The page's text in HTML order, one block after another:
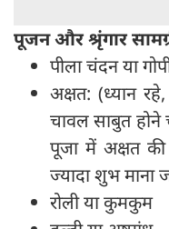
पूजन और श्रृंगार
पीला चंदन या
अक्षत: (ध्यान
चावल साबुत होने
पूजा में अक्षत
ज्यादा शुभ माना
रोली या कुमकुम